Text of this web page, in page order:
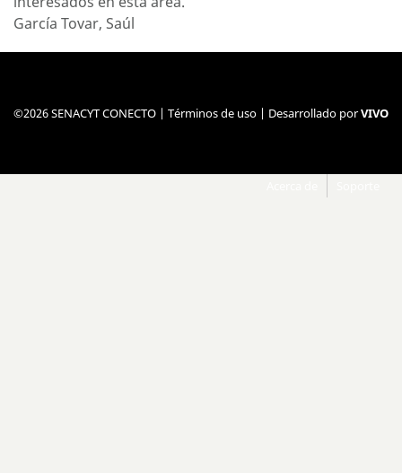
García Tovar, Saúl
©2026 SENACYT CONECTO | Términos de uso | Desarrollado porVIVO